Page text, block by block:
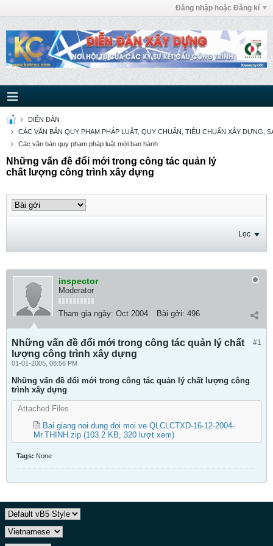
Đăng nhập hoặc Đăng kí
DIỄN ĐÀN
CÁC VĂN BẢN QUY PHẠM PHÁP LUẬT, QUY CHUẨN, TIÊU CHUẨN XÂY DỰNG,
Các văn bản quy phạm pháp luật mới ban hành
Những vấn đề đổi mới trong công tác quản lý
chất lượng công trình xây dựng
Lọc
inspector
Moderator
Tham gia ngày: Oct 2004 Bài gởi: 496
#1
Những vấn đề đổi mới trong công tác quản lý chất
lượng công trình xây dựng
01-01-2005, 08:56 PM
Những vấn đề đổi mới trong công tác quản lý chất lượng công
trình xây dựng
Attached Files
Bai giang noi dung doi moi ve QLCLCTXD-16-12-2004-
Mr.THINH.zip (103.2 KB, 320 lượt xem)
Tags: None